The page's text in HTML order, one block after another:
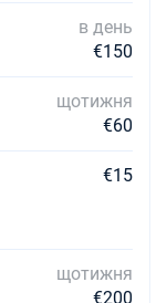
в день
€150
щотижня
€60
€15
щотижня
€200